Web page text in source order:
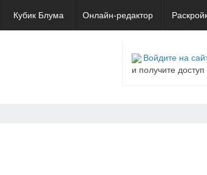
Кубик Блума Онлайн-редактор
Войдите на
и получите